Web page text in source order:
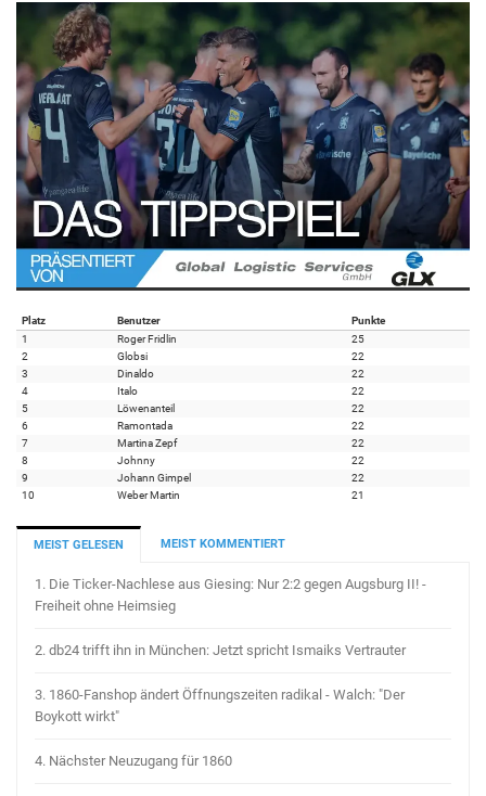
Platz Benutzer
Punkte
1
Roger Fridlin
25
2
Globsi
22
3
Dinaldo
22
4
Italo
22
5
Löwenanteil
22
6
Ramontada
22
7
Martina Zepf
22
8
Johnny
22
9
Johann Gimpel
22
10
Weber Martin 21
MEIST GELESEN MEIST KOMMENTIERT
1. Die Ticker-Nachlese aus Giesing: Nur 2:2 gegen Augsburg II! -
Freiheit ohne Heimsieg
2. db24 trifft ihn in München: Jetzt spricht Ismaiks Vertrauter
3. 1860-Fanshop ändert Öffnungszeiten radikal - Walch: "Der
Boykott wirkt"
4. Nächster Neuzugang für 1860